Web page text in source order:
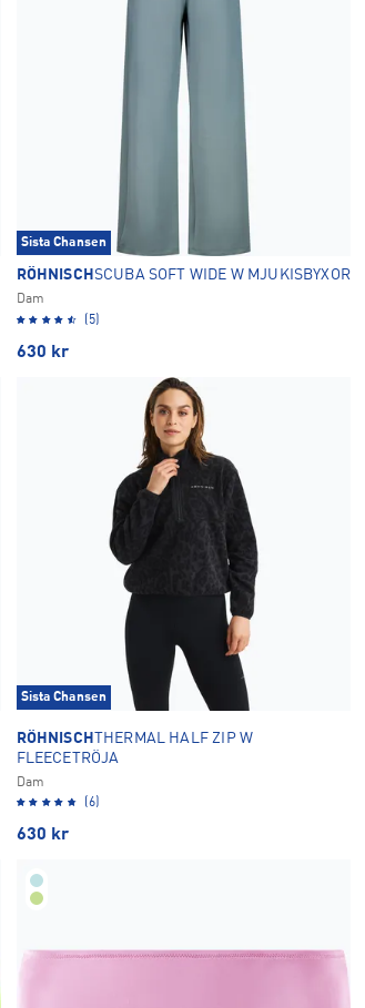
Sista Chansen
RÖHNISCH SCUBA SOFT WIDE W MJUKISBYXOR
Dam
(5)
630 kr
Sista Chansen
RÖHNISCH
THERMAL HALF ZIP W
FLEECETRÖJA
Dam
(6)
630 kr